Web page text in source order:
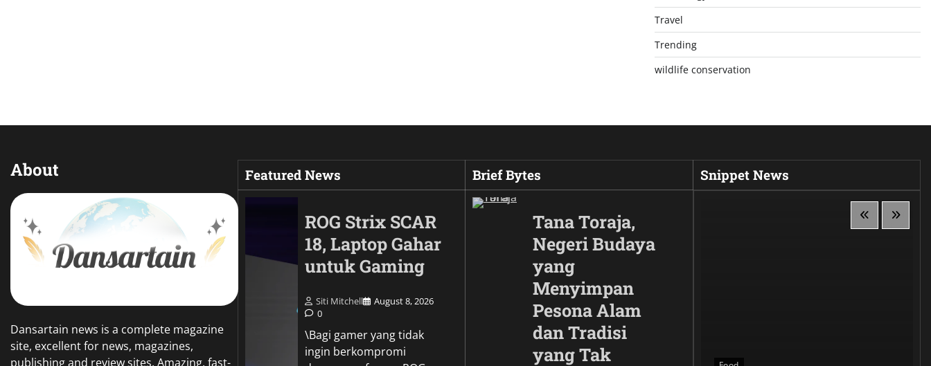
Travel
Trending
wildlife conservation
About
Dansartain news is a complete magazine
site, excellent for news, magazines,
publishing and review sites. Amazing, fast-
Featured News
ROG Strix SCAR
18, Laptop Gahar
untuk Gaming
Siti Mitchell
August 8, 2026
0
\Bagi gamer yang tidak
ingin berkompromi
Brief Bytes
Tana Toraja,
Negeri Budaya
yang
Menyimpan
Pesona Alam
dan Tradisi
yang Tak
Snippet News
Wujud Garuda dalam Siluet,